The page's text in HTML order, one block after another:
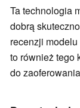
Ta technologia
dobrą
recenzji
to również tego
do